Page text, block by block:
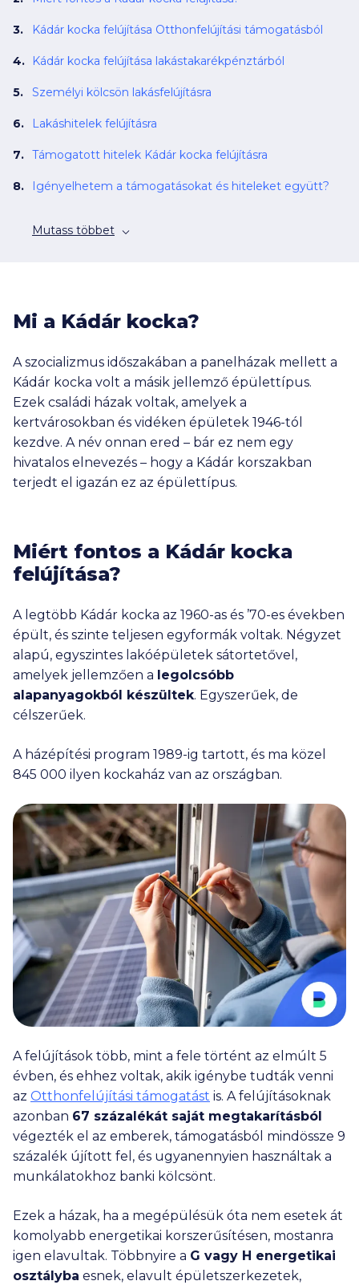
Kádár kocka felújítása Otthonfelújítási támogatásból
Kádár kocka felújítása lakástakarékpénztárból
Személyi kölcsön lakásfelújításra
Lakáshitelek felújításra
Támogatott hitelek Kádár kocka felújításra
Igényelhetem a támogatásokat és hiteleket együtt?
Mutass többet
Mi a Kádár kocka?
A szocializmus időszakában a panelházak mellett a
Kádár kocka volt a másik jellemző épülettípus.
Ezek családi házak voltak, amelyek a
kertvárosokban és vidéken épületek 1946-tól
kezdve. A név onnan ered – bár ez nem egy
hivatalos elnevezés – hogy a Kádár korszakban
terjedt el igazán ez az épülettípus.
Miért fontos a Kádár kocka
felújítása?
A legtöbb Kádár kocka az 1960-as és ’70-es években
épült, és szinte teljesen egyformák voltak. Négyzet
alapú, egyszintes lakóépületek sátortetővel,
amelyek jellemzően a legolcsóbb
alapanyagokból készültek. Egyszerűek, de
célszerűek.
A házépítési program 1989-ig tartott, és ma közel
845 000 ilyen kockaház van az országban.
A felújítások több, mint a fele történt az elmúlt 5
évben, és ehhez voltak, akik igénybe tudták venni
az Otthonfelújítási támogatást is. A felújításoknak
azonban 67 százalékát saját megtakarításból
végezték el az emberek, támogatásból mindössze 9
százalék újított fel, és ugyanennyien használtak a
munkálatokhoz banki kölcsönt.
Ezek a házak, ha a megépülésük óta nem esetek át
komolyabb energetikai korszerűsítésen, mostanra
igen elavultak. Többnyire a G vagy H energetikai
osztályba esnek, elavult épületszerkezetek,